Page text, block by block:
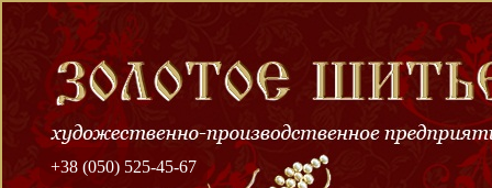
+38 (050) 525-45-67